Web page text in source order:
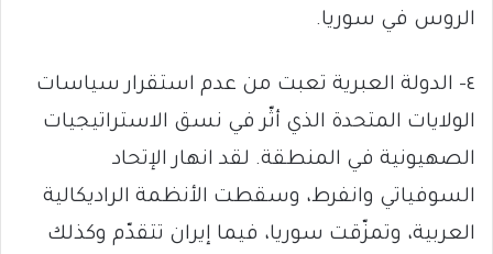
الروس في سوريا.
٤- الدولة العبرية تعبت من عدم استقرار سياسات
الولايات المتحدة الذي أثّر في نسق الاستراتيجيات
الصهيونية في المنطقة. لقد انهار الإتحاد
السوفياتي وانفرط، وسقطت الأنظمة الراديكالية
العربية، وتمزّقت سوريا، فيما إيران تتقدّم وكذلك